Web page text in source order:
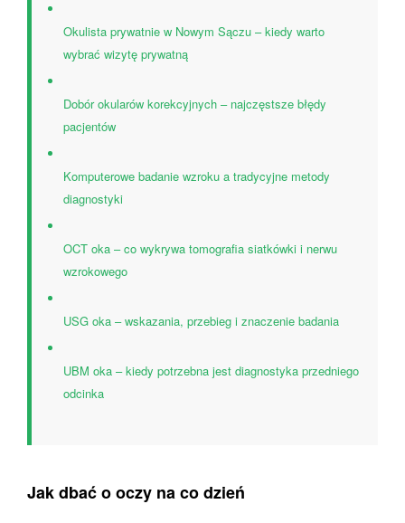
Okulista prywatnie w Nowym Sączu – kiedy warto
wybrać wizytę prywatną
Dobór okularów korekcyjnych – najczęstsze błędy
pacjentów
Komputerowe badanie wzroku a tradycyjne metody
diagnostyki
OCT oka – co wykrywa tomografia siatkówki i nerwu
wzrokowego
USG oka – wskazania, przebieg i znaczenie badania
UBM oka – kiedy potrzebna jest diagnostyka przedniego
odcinka
Jak dbać o oczy na co dzień